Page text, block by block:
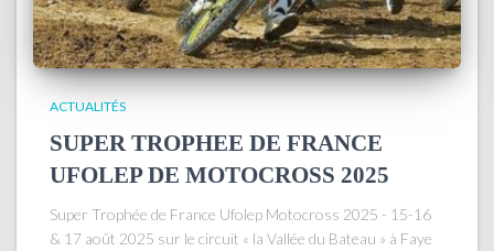
ACTUALITÉS
SUPER TROPHEE DE FRANCE
UFOLEP DE MOTOCROSS 2025
Super Trophée de France Ufolep Motocross 2025 - 15-16
& 17 août 2025 sur le circuit « la Vallée du Bateau » à Faye